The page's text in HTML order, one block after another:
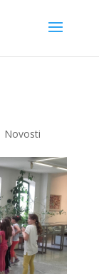
Novosti